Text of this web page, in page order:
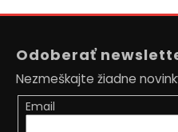
Odoberať
Nezmeškajte žiadne
Email